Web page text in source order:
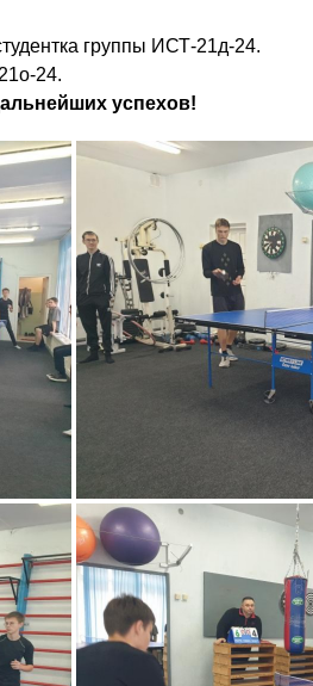
группы ИСТ-21д-24.
24.
успехов!